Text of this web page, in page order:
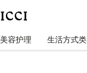
美容护理 生活方式类